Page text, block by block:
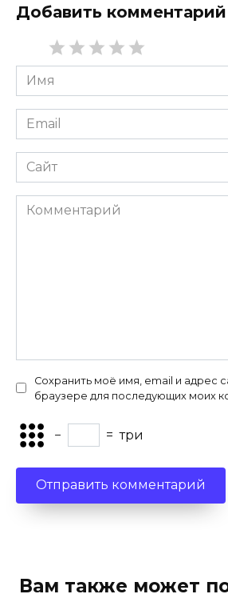
Добавить комментарий
Имя
*
Email
*
Сайт
Комментарий
Сохранить моё имя, email и адрес
браузере для последующих моих
− = три
Вам также может